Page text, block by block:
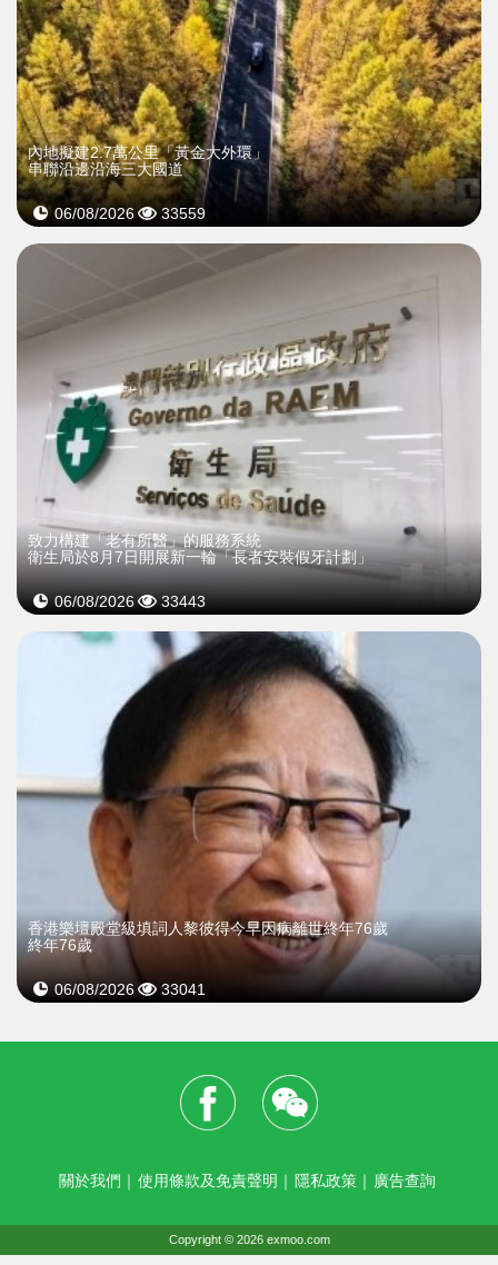
內地擬建2.7萬公里「黃金大外環」
串聯沿邊沿海三大國道
06/08/2026 33559
致力構建「老有所醫」的服務系統
衛生局於8月7日開展新一輪「長者安裝假牙計劃」
06/08/2026 33443
​香港樂壇殿堂級填詞人黎彼得今早因病離世終年76歲
終年76歲
06/08/2026 33041
關於我們 ｜ 使用條款及免責聲明 ｜ 隱私政策 ｜ 廣告查詢
Copyright © 2026 exmoo.com